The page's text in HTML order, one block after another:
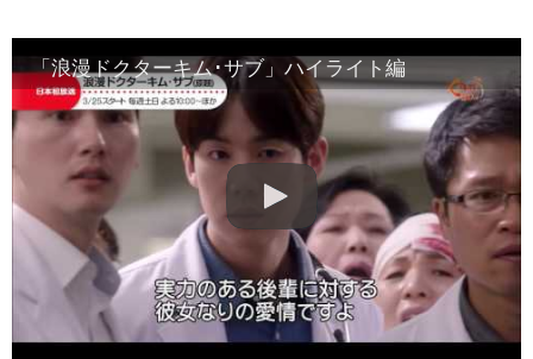
新ドラマ「ラブリー・ホラーブリー」放送前に炎上…プロデュ
ーサーの“セウォル号”発言を謝罪 Big News TV
NEW!
CRAZY LOVE ❤️🤭😜 #crazylove #krystaljung #kimjaewook
#kdrama #shorts #edit NEW!
김민석, 위기 순간 지성 도움으로 ‘도주 성공’ 《Innocent
Defendant》 피고인 EP13
NEW!
「違う（ちがう）・異なる」を韓国語では？「다르다（タル
ダ）」の意味・使い方について
について
「退屈だ・暇だ」を韓国語では？「심심하다（シムシマダ）」
の意味・使い方について
■韓国ドラマ『キング～Two Hearts』予告動画（日本語字幕）
について
yoon kyun sang
HSF(126)-윤균상 서울숲 벤치 (YUN Kyunsang)(4)September::
「浪漫ドクターキム･サブ」ハイライト編